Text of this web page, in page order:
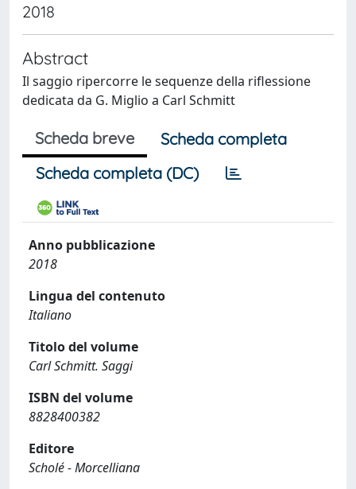
2018
Abstract
Il saggio ripercorre le sequenze della riflessione
dedicata da G. Miglio a Carl Schmitt
Scheda breve
Scheda completa
Scheda completa (DC)
Anno pubblicazione
2018
Lingua del contenuto
Italiano
Titolo del volume
Carl Schmitt. Saggi
ISBN del volume
8828400382
Editore
Scholé - Morcelliana